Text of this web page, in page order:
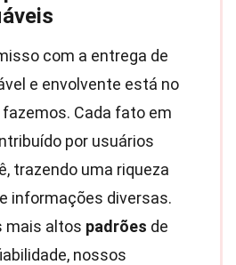
com a entrega de
e envolvente está no
Cada fato em
por usuários
trazendo uma riqueza
informações diversas.
mais altos padrões de
nossos